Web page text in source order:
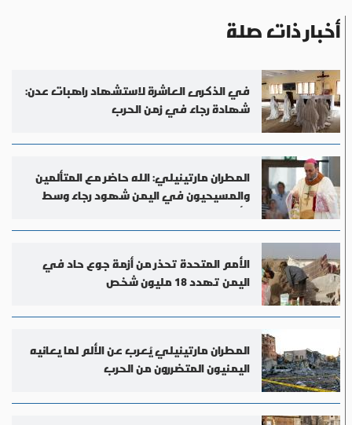
أخبار ذات صلة
في الذكرى العاشرة لاستشهاد راهبات عدن:
شهادة رجاء في زمن الحرب
المطران مارتينيلي: الله حاضر مع المتألمين
والمسيحيون في اليمن شهود رجاء وسط
الألم
الأمم المتحدة تحذر من أزمة جوع حاد في
اليمن تهدد 18 مليون شخص
المطران مارتينيلي يُعرب عن الألم لما يعانيه
اليمنيون المتضررون من الحرب